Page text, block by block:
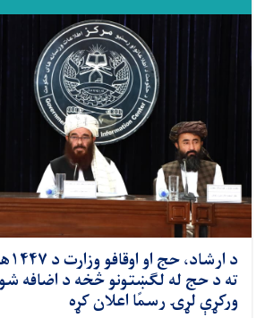
د
ته د حج له لګښتونو څخه د اضافه
ورکړې لړۍ رسمًا اعلان کړه